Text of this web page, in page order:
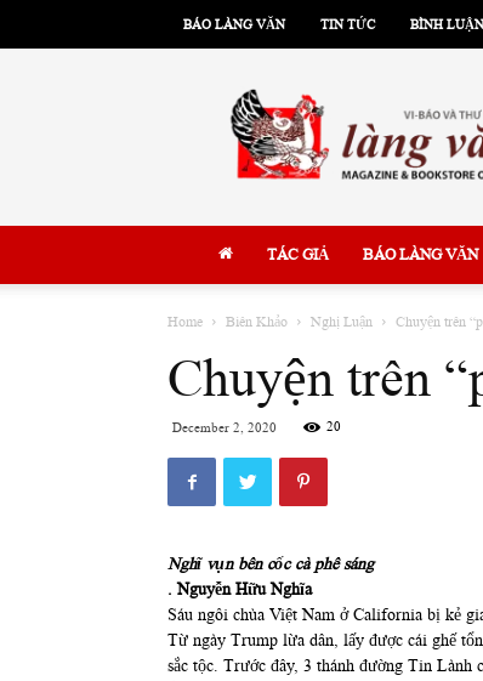
BÁO LÀNG VĂN TIN TỨC BÌNH LUẬN
Văn
TÁC GIẢ BÁO LÀNG VĂN
Home Biên Khảo Nghị Luận Chuyện trên
Chuyện trên
December 2, 2020 20
Nghĩ vụn bên cốc cà phê sáng
. Nguyễn Hữu Nghĩa
Sáu ngôi chùa Việt Nam ở California bị kẻ
Từ ngày Trump lừa dân, lấy được cái ghế
sắc tộc. Trước đây, 3 thánh đường Tin Lành